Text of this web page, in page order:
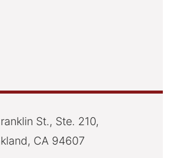
St., Ste. 210,
CA 94607